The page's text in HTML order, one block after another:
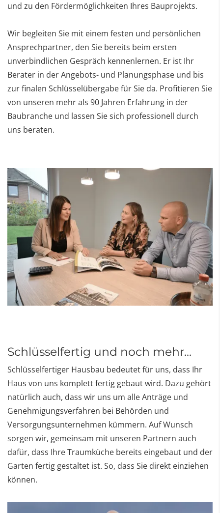
und zu den Fördermöglichkeiten Ihres Bauprojekts.
Wir begleiten Sie mit einem festen und persönlichen
Ansprechpartner, den Sie bereits beim ersten
unverbindlichen Gespräch kennenlernen. Er ist Ihr
Berater in der Angebots- und Planungsphase und bis
zur finalen Schlüsselübergabe für Sie da. Profitieren Sie
von unseren mehr als 90 Jahren Erfahrung in der
Baubranche und lassen Sie sich professionell durch
uns beraten.
Schlüsselfertig und noch mehr...
Schlüsselfertiger Hausbau bedeutet für uns, dass Ihr
Haus von uns komplett fertig gebaut wird. Dazu gehört
natürlich auch, dass wir uns um alle Anträge und
Genehmigungsverfahren bei Behörden und
Versorgungsunternehmen kümmern. Auf Wunsch
sorgen wir, gemeinsam mit unseren Partnern auch
dafür, dass Ihre Traumküche bereits eingebaut und der
Garten fertig gestaltet ist. So, dass Sie direkt einziehen
können.